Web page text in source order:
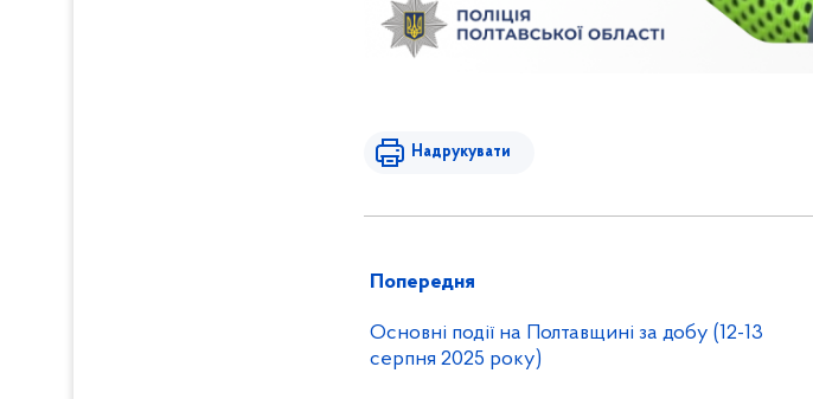
Надрукувати
Попередня
Основні події на Полтавщині за добу (12-13
серпня 2025 року)